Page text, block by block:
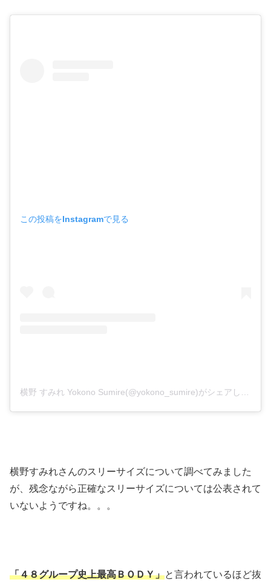
この投稿をInstagramで見る
横野 すみれ Yokono Sumire(@yokono_sumire)がシェアした投稿
横野すみれさんのスリーサイズについて調べてみました
が、残念ながら正確なスリーサイズについては公表されて
いないようですね。。。
「４８グループ史上最高ＢＯＤＹ」と言われているほど抜